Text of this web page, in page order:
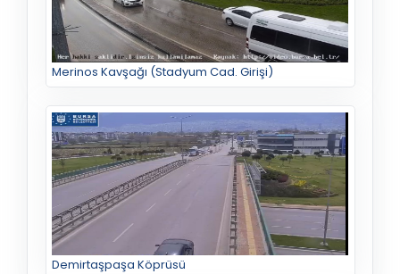
Merinos Kavşağı (Stadyum Cad. Girişi)
Demirtaşpaşa Köprüsü